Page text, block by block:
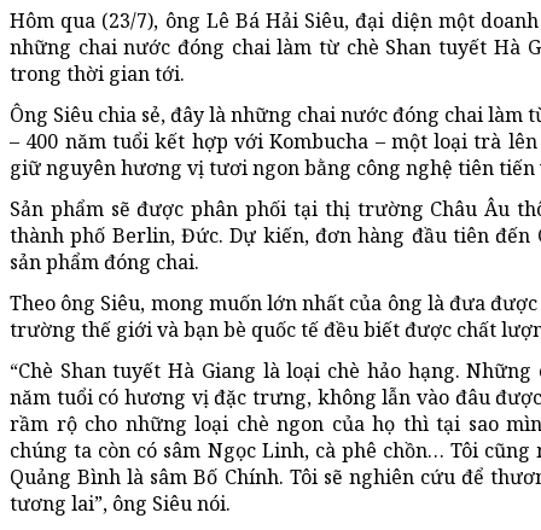
Hôm qua (23/7), ông Lê Bá Hải Siêu, đại diện một
những chai nước đóng chai làm từ chè Shan tuyết Hà
trong thời gian tới.
Ông Siêu chia sẻ, đây là những chai nước đóng chai làm
– 400 năm tuổi kết hợp với Kombucha – một loại trà
giữ nguyên hương vị tươi ngon bằng công nghệ tiên tiến
Sản phẩm sẽ được phân phối tại thị trường Châu Âu
thành phố Berlin, Đức. Dự kiến, đơn hàng đầu tiên đến
sản phẩm đóng chai.
Theo ông Siêu, mong muốn lớn nhất của ông là đưa
trường thế giới và bạn bè quốc tế đều biết được chất
“Chè Shan tuyết Hà Giang là loại chè hảo hạng.
năm tuổi có hương vị đặc trưng, không lẫn vào đâu
rầm rộ cho những loại chè ngon của họ thì tại sao
chúng ta còn có sâm Ngọc Linh, cà phê chồn… Tôi
Quảng Bình là sâm Bố Chính. Tôi sẽ nghiên cứu để
tương lai”, ông Siêu nói.